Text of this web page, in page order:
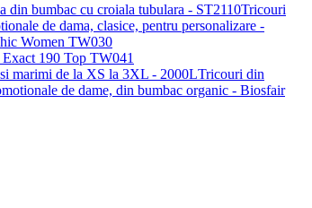
Tricouri
de dama, clasice, pentru personalizare -
Women TW030
190 Top TW041
Tricouri din
de dame, din bumbac organic - Biosfair